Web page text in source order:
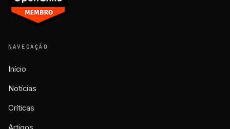
NAVEGAÇÃO
Início
Notícias
Críticas